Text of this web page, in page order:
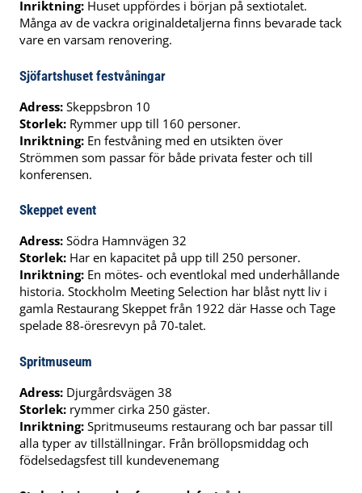
Inriktning: Huset uppfördes i början på sextiotalet.
Många av de vackra originaldetaljerna finns bevarade tack
vare en varsam renovering.
Sjöfartshuset festvåningar
Adress: Skeppsbron 10
Storlek: Rymmer upp till 160 personer.
Inriktning: En festvåning med en utsikten över
Strömmen som passar för både privata fester och till
konferensen.
Skeppet event
Adress: Södra Hamnvägen 32
Storlek: Har en kapacitet på upp till 250 personer.
Inriktning: En mötes- och eventlokal med underhållande
historia. Stockholm Meeting Selection har blåst nytt liv i
gamla Restaurang Skeppet från 1922 där Hasse och Tage
spelade 88-öresrevyn på 70-talet.
Spritmuseum
Adress: Djurgårdsvägen 38
Storlek: rymmer cirka 250 gäster.
Inriktning: Spritmuseums restaurang och bar passar till
alla typer av tillställningar. Från bröllopsmiddag och
födelsedagsfest till kundevenemang